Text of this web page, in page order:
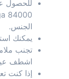
الجنس.
يمكنك استخدام
تجنب
اشطف
إذا كنت